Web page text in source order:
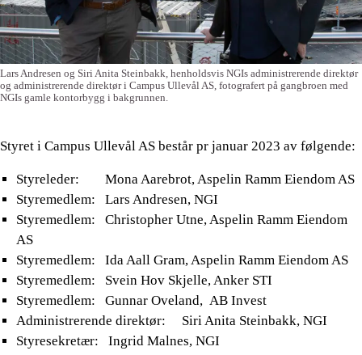
Lars Andresen og Siri Anita Steinbakk, henholdsvis NGIs administrerende direktør
og administrerende direktør i Campus Ullevål AS, fotografert på gangbroen med
NGIs gamle kontorbygg i bakgrunnen.
Styret i Campus Ullevål AS består pr januar 2023 av følgende:
Styreleder: Mona Aarebrot, Aspelin Ramm Eiendom AS
Styremedlem: Lars Andresen, NGI
Styremedlem: Christopher Utne, Aspelin Ramm Eiendom
AS
Styremedlem: Ida Aall Gram, Aspelin Ramm Eiendom AS
Styremedlem: Svein Hov Skjelle, Anker STI
Styremedlem: Gunnar Oveland, AB Invest
Administrerende direktør: Siri Anita Steinbakk, NGI
Styresekretær: Ingrid Malnes, NGI